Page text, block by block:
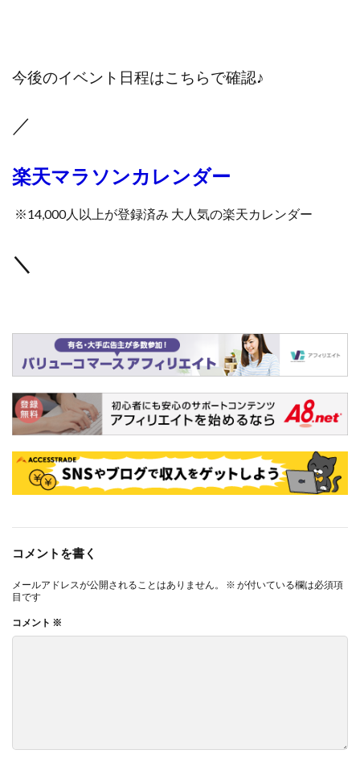
今後のイベント日程はこちらで確認♪
／
楽天マラソンカレンダー
※14,000人以上が登録済み 大人気の楽天カレンダー
＼
コメントを書く
メールアドレスが公開されることはありません。 ※ が付いている欄は必須項
目です
コメント ※